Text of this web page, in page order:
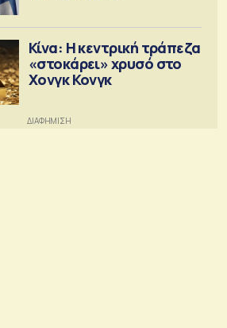
Κίνα: Η κεντρική τράπεζα
«στοκάρει» χρυσό στο
Χονγκ Κονγκ